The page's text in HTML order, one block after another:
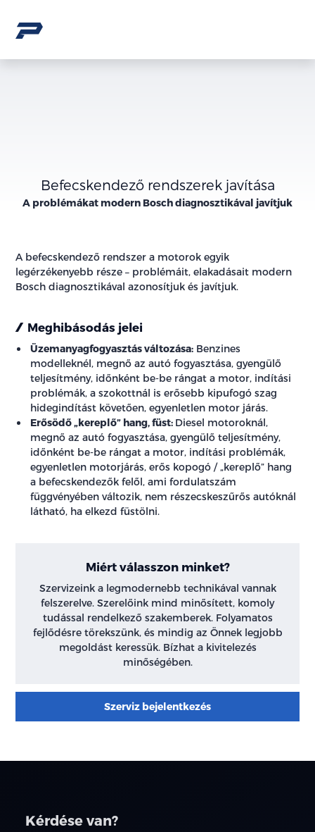
Befecskendező rendszerek javítása
A problémákat modern Bosch diagnosztikával javítjuk
Miért válasszon minket?
Szervizeink a legmodernebb technikával vannak
felszerelve. Szerelőink mind minősített, komoly
tudással rendelkező szakemberek. Folyamatos
fejlődésre törekszünk, és mindig az Önnek legjobb
megoldást keressük. Bízhat a kivitelezés
minőségében.
Szerviz bejelentkezés
A befecskendező rendszer a motorok egyik
legérzékenyebb része – problémáit, elakadásait modern
Bosch diagnosztikával azonosítjuk és javítjuk.
Meghibásodás jelei
Üzemanyagfogyasztás változása: Benzines
modelleknél, megnő az autó fogyasztása, gyengülő
teljesítmény, időnként be-be rángat a motor, indítási
problémák, a szokottnál is erősebb kipufogó szag
hidegindítást követően, egyenletlen motor járás.
Erősödő „kereplő” hang, füst: Diesel motoroknál,
megnő az autó fogyasztása, gyengülő teljesítmény,
időnként be-be rángat a motor, indítási problémák,
egyenletlen motorjárás, erős kopogó / „kereplő” hang
a befecskendezők felől, ami fordulatszám
függvényében változik, nem részecskeszűrős autóknál
látható, ha elkezd füstölni.
Kérdése van?